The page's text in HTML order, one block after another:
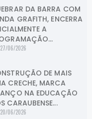
DA BARRA COM
GRAFITH, ENCERRA
A
27/06/2026
DE MAIS
CRECHE, MARCA
NA EDUCAÇÃO
CARAUBENSE...
20/06/2026